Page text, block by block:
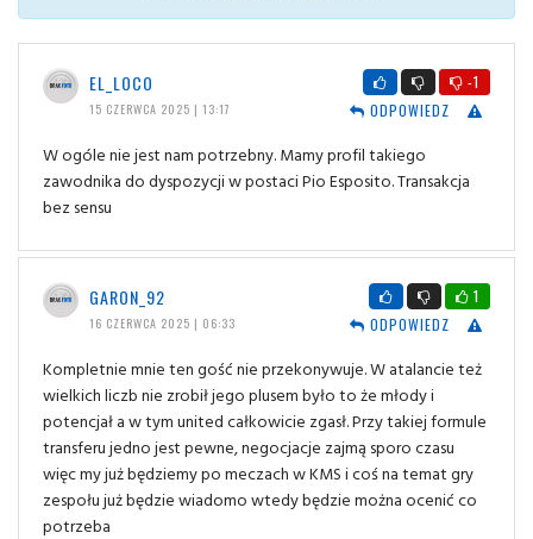
EL_LOCO
15 CZERWCA 2025 | 13:17
-1
ODPOWIEDZ
W ogóle nie jest nam potrzebny. Mamy profil takiego
zawodnika do dyspozycji w postaci Pio Esposito. Transakcja
bez sensu
GARON_92
16 CZERWCA 2025 | 06:33
1
ODPOWIEDZ
Kompletnie mnie ten gość nie przekonywuje. W atalancie też
wielkich liczb nie zrobił jego plusem było to że młody i
potencjał a w tym united całkowicie zgasł. Przy takiej formule
transferu jedno jest pewne, negocjacje zajmą sporo czasu
więc my już będziemy po meczach w KMS i coś na temat gry
zespołu już będzie wiadomo wtedy będzie można ocenić co
potrzeba